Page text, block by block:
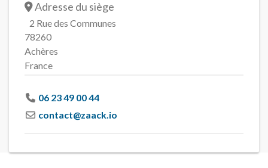
Adresse du siège
2 Rue des Communes
78260
Achères
France
06 23 49 00 44
contact@zaack.io